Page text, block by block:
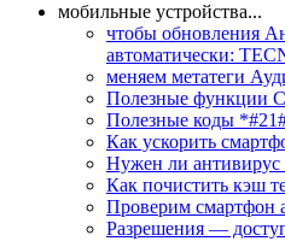
мобильные устройства...
чтобы обновления
автоматически:
меняем метатеги
Полезные функции
Полезные коды
Как ускорить
Нужен ли антивирус
Как почистить кэш
Проверим смартфон
Разрешения —